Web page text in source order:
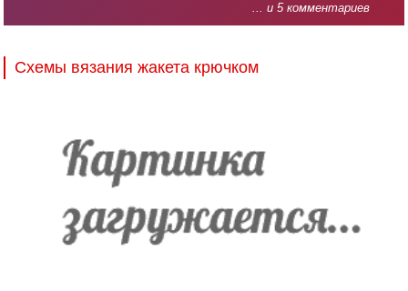
... и 5 комментариев
Схемы вязания жакета крючком